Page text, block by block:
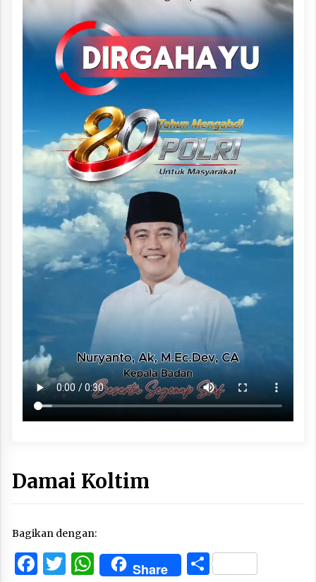
Damai Koltim
Bagikan dengan:
Facebook
Twitter
WhatsApp
Share Share